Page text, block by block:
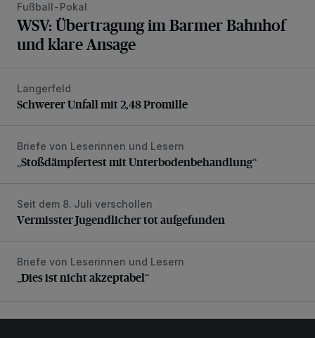
Fußball-Pokal
WSV: Übertragung im Barmer Bahnhof
und klare Ansage
Schwerer Unfall mit 2,48 Promille
Langerfeld
Schwerer Unfall mit 2,48 Promille
„Stoßdämpfertest mit Unterbodenbehandlung“
Briefe von Leserinnen und Lesern
„Stoßdämpfertest mit Unterbodenbehandlung“
Vermisster Jugendlicher tot aufgefunden
Seit dem 8. Juli verschollen
Vermisster Jugendlicher tot aufgefunden
„Dies ist nicht akzeptabel“
Briefe von Leserinnen und Lesern
„Dies ist nicht akzeptabel“